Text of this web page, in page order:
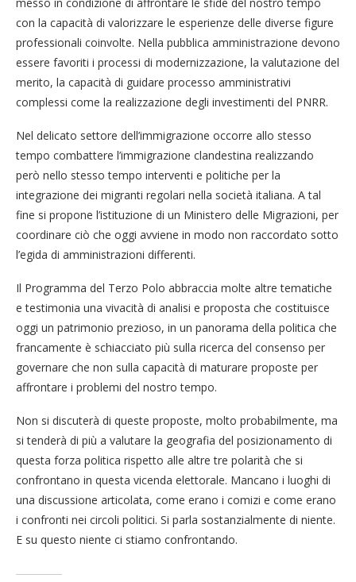
con la capacità di valorizzare le esperienze delle diverse figure
professionali coinvolte. Nella pubblica amministrazione devono
essere favoriti i processi di modernizzazione, la valutazione del
merito, la capacità di guidare processo amministrativi
complessi come la realizzazione degli investimenti del PNRR.
Nel delicato settore dell’immigrazione occorre allo stesso
tempo combattere l’immigrazione clandestina realizzando
però nello stesso tempo interventi e politiche per la
integrazione dei migranti regolari nella società italiana. A tal
fine si propone l’istituzione di un Ministero delle Migrazioni, per
coordinare ciò che oggi avviene in modo non raccordato sotto
l’egida di amministrazioni differenti.
Il Programma del Terzo Polo abbraccia molte altre tematiche
e testimonia una vivacità di analisi e proposta che costituisce
oggi un patrimonio prezioso, in un panorama della politica che
francamente è schiacciato più sulla ricerca del consenso per
governare che non sulla capacità di maturare proposte per
affrontare i problemi del nostro tempo.
Non si discuterà di queste proposte, molto probabilmente, ma
si tenderà di più a valutare la geografia del posizionamento di
questa forza politica rispetto alle altre tre polarità che si
confrontano in questa vicenda elettorale. Mancano i luoghi di
una discussione articolata, come erano i comizi e come erano
i confronti nei circoli politici. Si parla sostanzialmente di niente.
E su questo niente ci stiamo confrontando.